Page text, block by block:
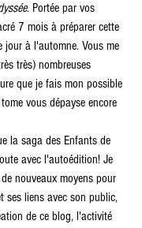
. Portée par vos
7 mois à préparer cette
jour à l'automne. Vous me
très) nombreuses
que je fais mon possible
vous dépayse encore
la saga des Enfants de
avec l'autoédition! Je
nouveaux moyens pour
ses liens avec son public,
de ce blog, l'activité